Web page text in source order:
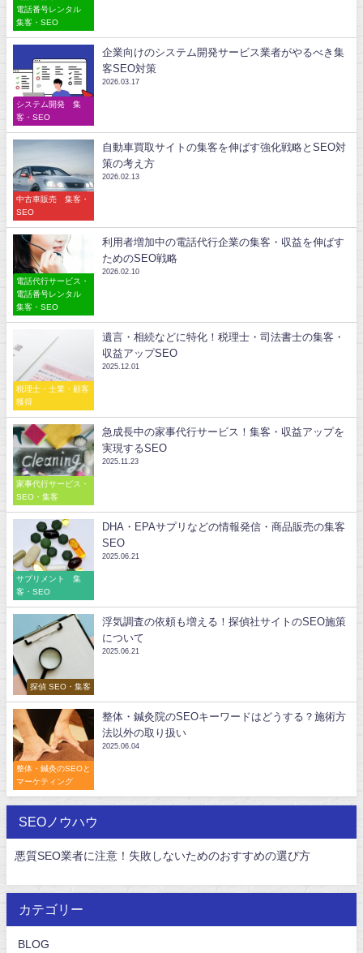
電話番号レンタル
集客・SEO
システム開発 集
客・SEO
企業向けのシステム開発サービス業者がやるべき集
客SEO対策
2026.03.17
中古車販売 集客・
SEO
自動車買取サイトの集客を伸ばす強化戦略とSEO対
策の考え方
2026.02.13
電話代行サービス・
電話番号レンタル
集客・SEO
利用者増加中の電話代行企業の集客・収益を伸ばす
ためのSEO戦略
2026.02.10
税理士・士業・顧客
獲得
遺言・相続などに特化！税理士・司法書士の集客・
収益アップSEO
2025.12.01
家事代行サービス・
SEO・集客
急成長中の家事代行サービス！集客・収益アップを
実現するSEO
2025.11.23
サプリメント 集
客・SEO
DHA・EPAサプリなどの情報発信・商品販売の集客
SEO
2025.06.21
探偵 SEO・集客
浮気調査の依頼も増える！探偵社サイトのSEO施策
について
2025.06.21
整体・鍼灸のSEOと
マーケティング
整体・鍼灸院のSEOキーワードはどうする？施術方
法以外の取り扱い
2025.06.04
SEOノウハウ
悪質SEO業者に注意！失敗しないためのおすすめの選び方
カテゴリー
BLOG